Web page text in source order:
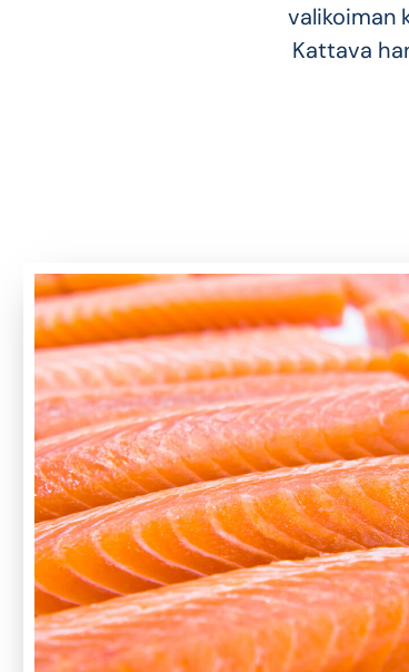
valikoiman
Kattava